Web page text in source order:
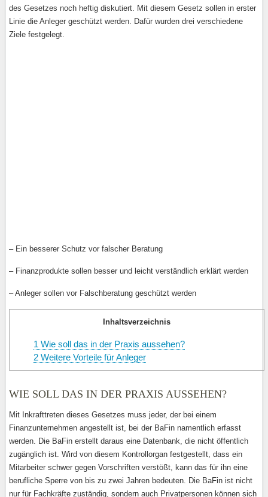
des Gesetzes noch heftig diskutiert. Mit diesem Gesetz sollen in erster
Linie die Anleger geschützt werden. Dafür wurden drei verschiedene
Ziele festgelegt.
– Ein besserer Schutz vor falscher Beratung
– Finanzprodukte sollen besser und leicht verständlich erklärt werden
– Anleger sollen vor Falschberatung geschützt werden
Inhaltsverzeichnis
1 Wie soll das in der Praxis aussehen?
2 Weitere Vorteile für Anleger
WIE SOLL DAS IN DER PRAXIS AUSSEHEN?
Mit Inkrafttreten dieses Gesetzes muss jeder, der bei einem
Finanzunternehmen angestellt ist, bei der BaFin namentlich erfasst
werden. Die BaFin erstellt daraus eine Datenbank, die nicht öffentlich
zugänglich ist. Wird von diesem Kontrollorgan festgestellt, dass ein
Mitarbeiter schwer gegen Vorschriften verstößt, kann das für ihn eine
berufliche Sperre von bis zu zwei Jahren bedeuten. Die BaFin ist nicht
nur für Fachkräfte zuständig, sondern auch Privatpersonen können sich